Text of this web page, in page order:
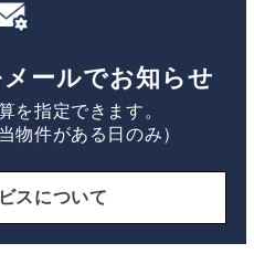
ールでお知らせ
を指定できます。
物件がある日のみ）
スについて